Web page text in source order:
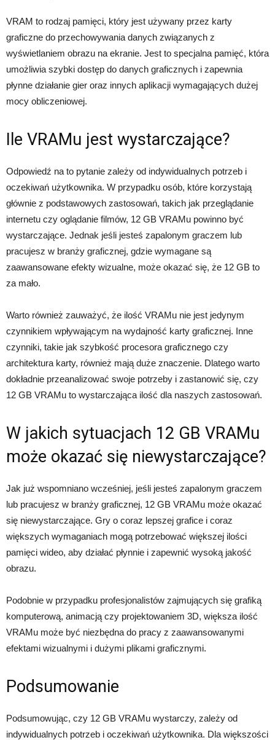
VRAM to rodzaj pamięci, który jest używany przez karty
graficzne do przechowywania danych związanych z
wyświetlaniem obrazu na ekranie. Jest to specjalna pamięć, która
umożliwia szybki dostęp do danych graficznych i zapewnia
płynne działanie gier oraz innych aplikacji wymagających dużej
mocy obliczeniowej.
Ile VRAMu jest wystarczające?
Odpowiedź na to pytanie zależy od indywidualnych potrzeb i
oczekiwań użytkownika. W przypadku osób, które korzystają
głównie z podstawowych zastosowań, takich jak przeglądanie
internetu czy oglądanie filmów, 12 GB VRAMu powinno być
wystarczające. Jednak jeśli jesteś zapalonym graczem lub
pracujesz w branży graficznej, gdzie wymagane są
zaawansowane efekty wizualne, może okazać się, że 12 GB to
za mało.
Warto również zauważyć, że ilość VRAMu nie jest jedynym
czynnikiem wpływającym na wydajność karty graficznej. Inne
czynniki, takie jak szybkość procesora graficznego czy
architektura karty, również mają duże znaczenie. Dlatego warto
dokładnie przeanalizować swoje potrzeby i zastanowić się, czy
12 GB VRAMu to wystarczająca ilość dla naszych zastosowań.
W jakich sytuacjach 12 GB VRAMu
może okazać się niewystarczające?
Jak już wspomniano wcześniej, jeśli jesteś zapalonym graczem
lub pracujesz w branży graficznej, 12 GB VRAMu może okazać
się niewystarczające. Gry o coraz lepszej grafice i coraz
większych wymaganiach mogą potrzebować większej ilości
pamięci wideo, aby działać płynnie i zapewnić wysoką jakość
obrazu.
Podobnie w przypadku profesjonalistów zajmujących się grafiką
komputerową, animacją czy projektowaniem 3D, większa ilość
VRAMu może być niezbędna do pracy z zaawansowanymi
efektami wizualnymi i dużymi plikami graficznymi.
Podsumowanie
Podsumowując, czy 12 GB VRAMu wystarczy, zależy od
indywidualnych potrzeb i oczekiwań użytkownika. Dla większości